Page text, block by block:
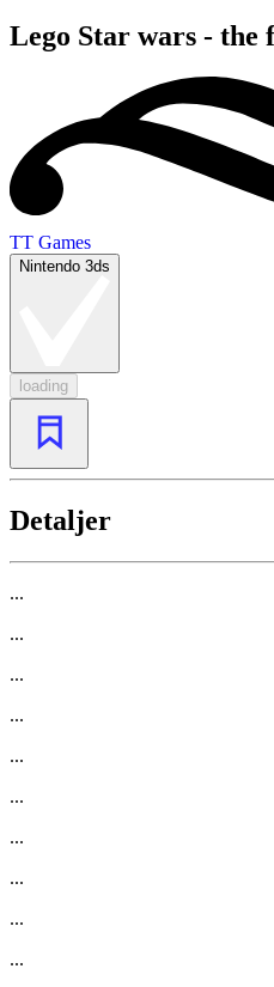
Lego Star wars - the
TT Games
Nintendo 3ds
loading
Detaljer
...
...
...
...
...
...
...
...
...
...